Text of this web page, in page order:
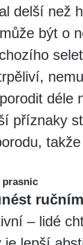
delší než
být o
déle
příznaky
prasnic
– lidé